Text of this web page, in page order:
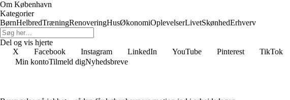
Om København
Kategorier
BørnHelbredTræningRenoveringHusØkonomiOplevelserLivetSkønhedErhverv
Del og vis hjerte
X
Facebook Instagram LinkedIn YouTube Pinterest TikTok
Min kontoTilmeld digNyhedsbreve